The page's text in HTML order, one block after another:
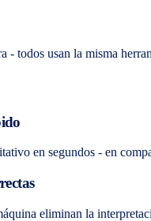
- todos usan la misma
en segundos - en
eliminan la